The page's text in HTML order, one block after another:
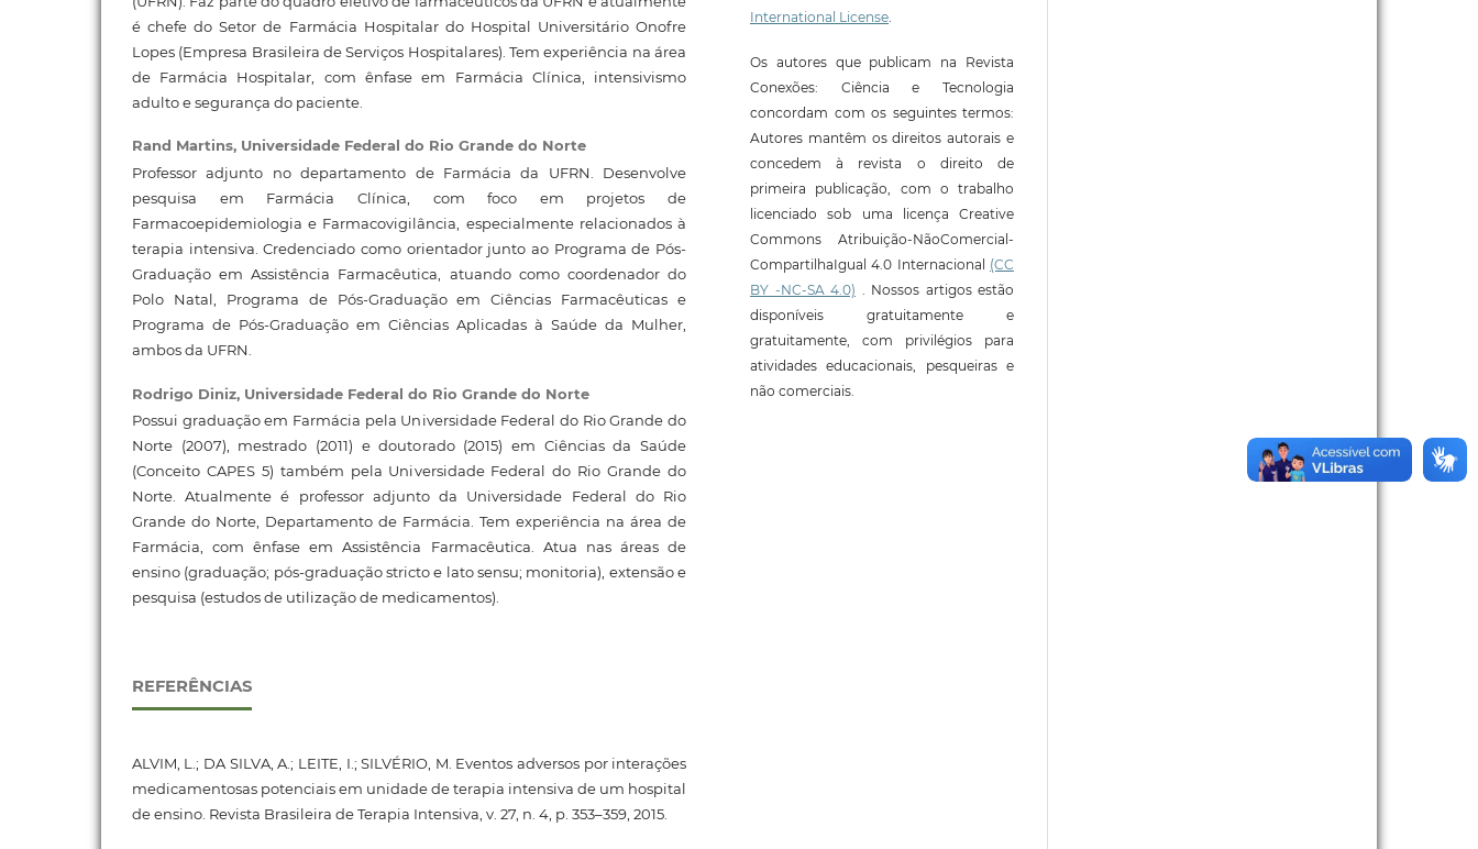
é chefe do Setor de Farmácia Hospitalar do Hospital Universitário Onofre
Lopes (Empresa Brasileira de Serviços Hospitalares). Tem experiência na área
de Farmácia Hospitalar, com ênfase em Farmácia Clínica, intensivismo
adulto e segurança do paciente.
Rand Martins, Universidade Federal do Rio Grande do Norte
Professor adjunto no departamento de Farmácia da UFRN. Desenvolve
pesquisa em Farmácia Clínica, com foco em projetos de
Farmacoepidemiologia e Farmacovigilância, especialmente relacionados à
terapia intensiva. Credenciado como orientador junto ao Programa de Pós-
Graduação em Assistência Farmacêutica, atuando como coordenador do
Polo Natal, Programa de Pós-Graduação em Ciências Farmacêuticas e
Programa de Pós-Graduação em Ciências Aplicadas à Saúde da Mulher,
ambos da UFRN.
Rodrigo Diniz, Universidade Federal do Rio Grande do Norte
Possui graduação em Farmácia pela Universidade Federal do Rio Grande do
Norte (2007), mestrado (2011) e doutorado (2015) em Ciências da Saúde
(Conceito CAPES 5) também pela Universidade Federal do Rio Grande do
Norte. Atualmente é professor adjunto da Universidade Federal do Rio
Grande do Norte, Departamento de Farmácia. Tem experiência na área de
Farmácia, com ênfase em Assistência Farmacêutica. Atua nas áreas de
ensino (graduação; pós-graduação stricto e lato sensu; monitoria), extensão e
pesquisa (estudos de utilização de medicamentos).
REFERÊNCIAS
ALVIM, L.; DA SILVA, A.; LEITE, I.; SILVÉRIO, M. Eventos adversos por interações
medicamentosas potenciais em unidade de terapia intensiva de um hospital
de ensino. Revista Brasileira de Terapia Intensiva, v. 27, n. 4, p. 353–359, 2015.
International License
Os autores que publicam na Revista
Conexões: Ciência e Tecnologia
concordam com os seguintes termos:
Autores mantêm os direitos autorais e
concedem à revista o direito de
primeira publicação, com o trabalho
licenciado sob uma licença Creative
Commons Atribuição-NãoComercial-
CompartilhaIgual 4.0 Internacional (CC
BY -NC-SA 4.0) . Nossos artigos estão
disponíveis gratuitamente e
gratuitamente, com privilégios para
atividades educacionais, pesqueiras e
não comerciais.